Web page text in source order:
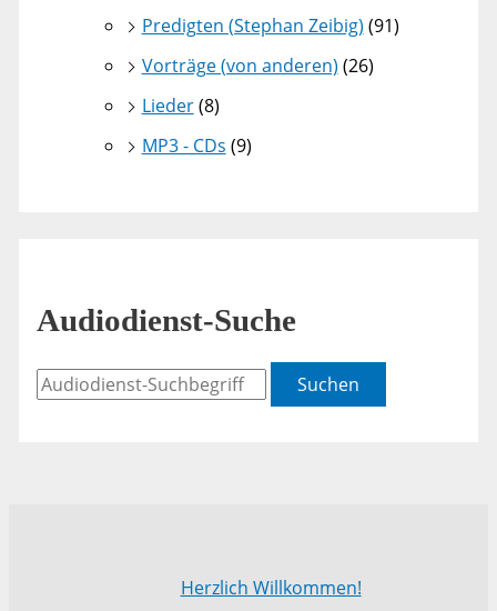
Predigten (Stephan Zeibig) (91)
Vorträge (von anderen) (26)
Lieder(8)
MP3 - CDs (9)
Audiodienst-Suche
Suchen
Herzlich Willkommen!